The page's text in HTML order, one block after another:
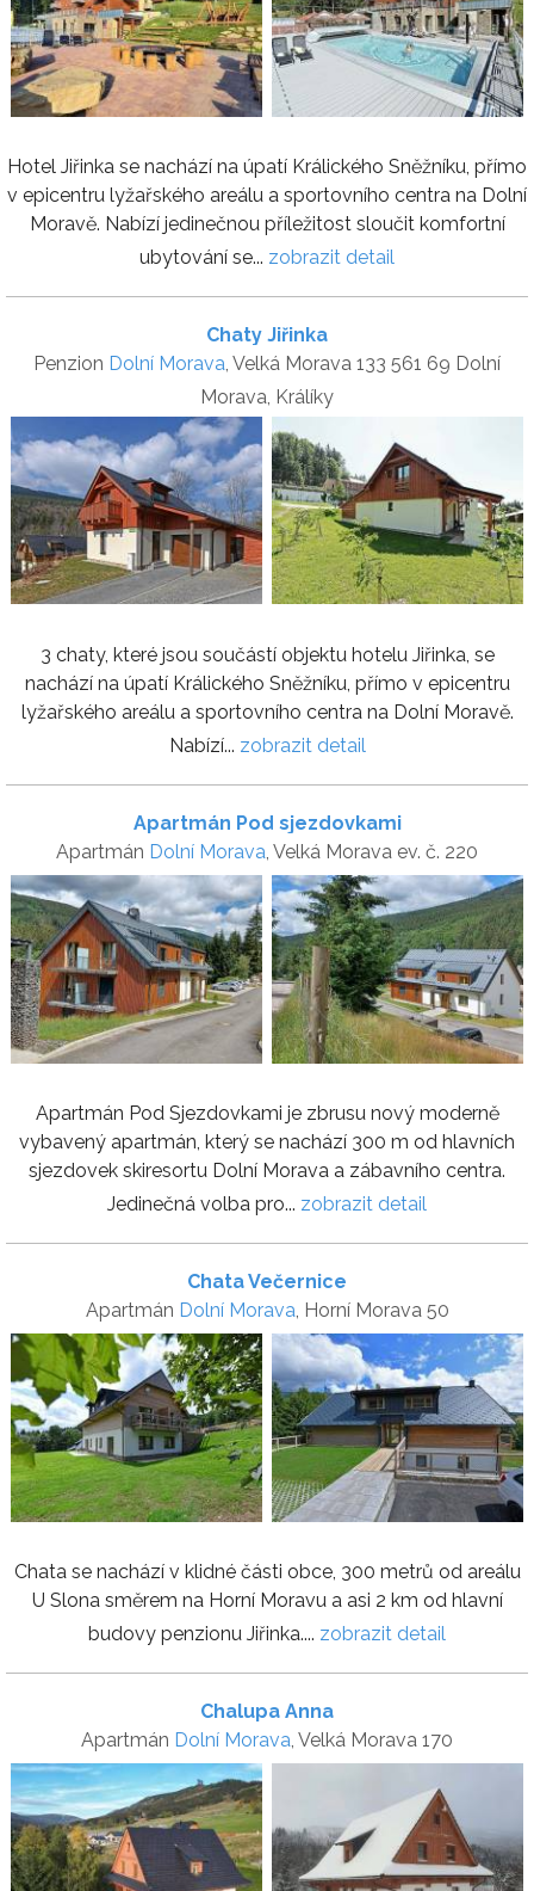
Hotel Jiřinka se nachází na úpatí Králického Sněžníku, přímo
v epicentru lyžařského areálu a sportovního centra na Dolní
Moravě. Nabízí jedinečnou příležitost sloučit komfortní
ubytování se... zobrazit detail
Chaty Jiřinka
Penzion Dolní Morava, Velká Morava 133 561 69 Dolní
Morava, Králíky
3 chaty, které jsou součástí objektu hotelu Jiřinka, se
nachází na úpatí Králického Sněžníku, přímo v epicentru
lyžařského areálu a sportovního centra na Dolní Moravě.
Nabízí... zobrazit detail
Apartmán Pod sjezdovkami
Apartmán Dolní Morava , Velká Morava ev. č. 220
Apartmán Pod Sjezdovkami je zbrusu nový moderně
vybavený apartmán, který se nachází 300 m od hlavních
sjezdovek skiresortu Dolní Morava a zábavního centra.
Jedinečná volba pro... zobrazit detail
Chata Večernice
Apartmán Dolní Morava , Horní Morava 50
Chata se nachází v klidné části obce, 300 metrů od areálu
U Slona směrem na Horní Moravu a asi 2 km od hlavní
budovy penzionu Jiřinka.... zobrazit detail
Chalupa Anna
Apartmán Dolní Morava, Velká Morava 170